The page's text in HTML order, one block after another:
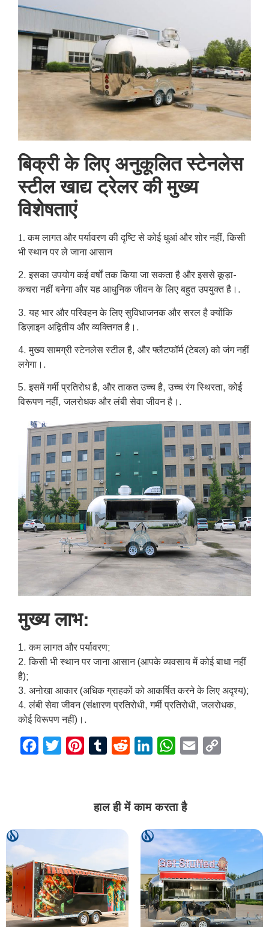
बिक्री के लिए अनुकूलित स्टेनलेस
स्टील खाद्य ट्रेलर की मुख्य
विशेषताएं
1 . कम लागत और पर्यावरण की दृष्टि से कोई धुआं और शोर नहीं, किसी
भी स्थान पर ले जाना आसान
2. इसका उपयोग कई वर्षों तक किया जा सकता है और इससे कूड़ा-
कचरा नहीं बनेगा और यह आधुनिक जीवन के लिए बहुत उपयुक्त है।.
3. यह भार और परिवहन के लिए सुविधाजनक और सरल है क्योंकि
डिज़ाइन अद्वितीय और व्यक्तिगत है।.
4. मुख्य सामग्री स्टेनलेस स्टील है, और फ्लैटफॉर्म (टेबल) को जंग नहीं
लगेगा।.
5. इसमें गर्मी प्रतिरोध है, और ताकत उच्च है, उच्च रंग स्थिरता, कोई
विरूपण नहीं, जलरोधक और लंबी सेवा जीवन है।.
मुख्य लाभ:
1. कम लागत और पर्यावरण;
2. किसी भी स्थान पर जाना आसान (आपके व्यवसाय में कोई बाधा नहीं
है);
3. अनोखा आकार (अधिक ग्राहकों को आकर्षित करने के लिए अदृश्य);
4. लंबी सेवा जीवन (संक्षारण प्रतिरोधी, गर्मी प्रतिरोधी, जलरोधक,
कोई विरूपण नहीं)।.
Facebook
Twitter Pinterest
Tumblr Reddit LinkedInWhatsApp
Email
हाल ही में काम करता है